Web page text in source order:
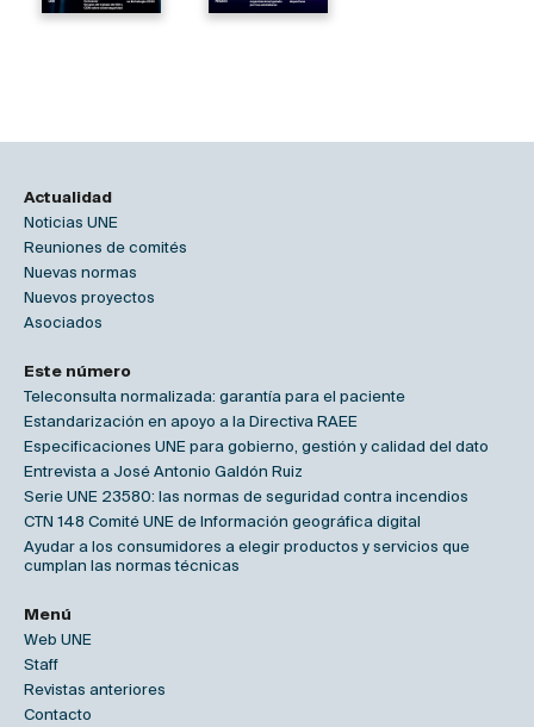
Actualidad
Noticias UNE
Reuniones de comités
Nuevas normas
Nuevos proyectos
Asociados
Este número
Teleconsulta normalizada: garantía para el paciente
Estandarización en apoyo a la Directiva RAEE
Especificaciones UNE para gobierno, gestión y calidad del dato
Entrevista a José Antonio Galdón Ruiz
Serie UNE 23580: las normas de seguridad contra incendios
CTN 148 Comité UNE de Información geográfica digital
Ayudar a los consumidores a elegir productos y servicios que
cumplan las normas técnicas
Menú
Web UNE
Staff
Revistas anteriores
Contacto